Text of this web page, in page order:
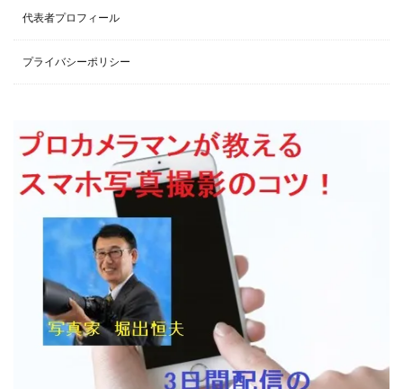
代表者プロフィール
プライバシーポリシー